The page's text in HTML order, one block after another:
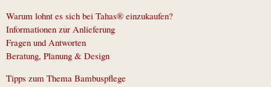
Warum lohnt es sich bei Tahas® einzukaufen?
Informationen zur Anlieferung
Fragen und Antworten
Beratung, Planung & Design
Tipps zum Thema Bambuspflege